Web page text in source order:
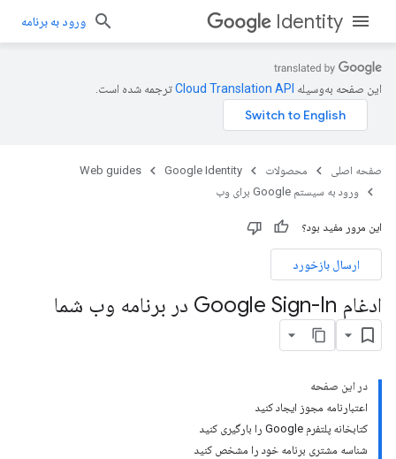
Identity ورود به برنامه
این صفحه به‌وسیله ترجمه شده است.
صفحه اصلی محصولات Google Identity
Web guides
ورود به سیستم Google برای وب
این مرور مفید بود؟
ارسال بازخورد
ادغام Google Sign-In در برنامه وب شما
در این صفحه
اعتبارنامه مجوز ایجاد کنید
کتابخانه پلتفرم Google را بارگیری کنید
شناسه مشتری برنامه خود را مشخص کنید